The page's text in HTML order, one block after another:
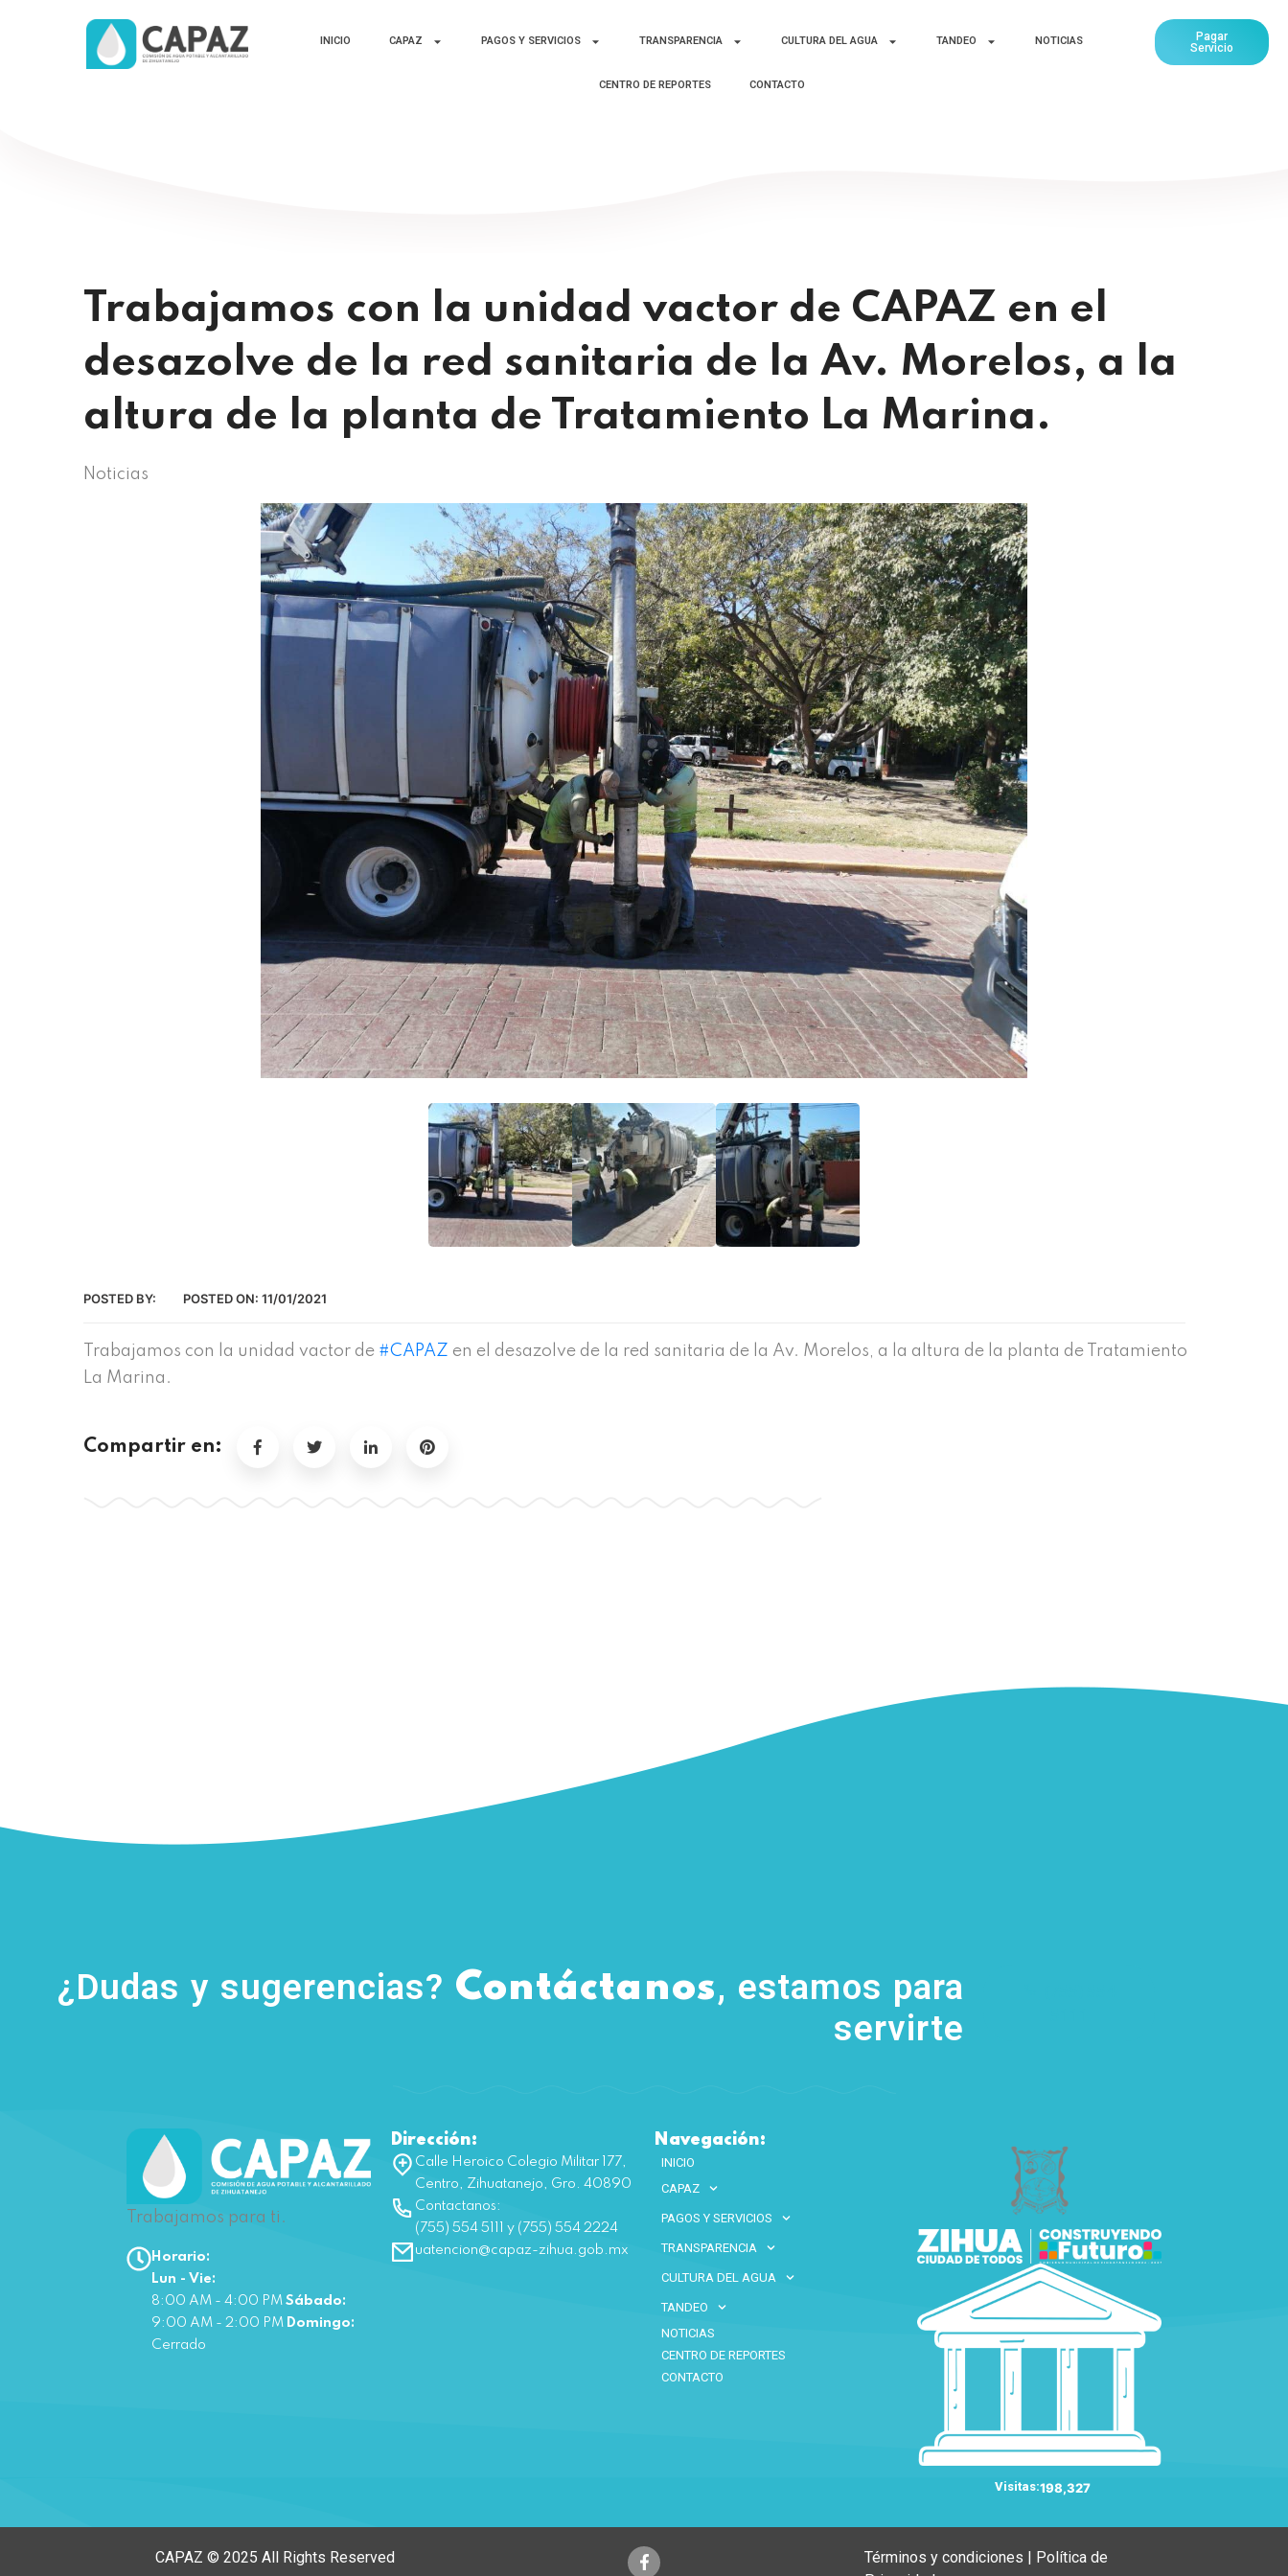
INICIO CAPAZ PAGOS Y SERVICIOS TRANSPARENCIA CULTURA DEL AGUA TANDEO NOTICIAS
CENTRO DE REPORTES CONTACTO
Pagar
Servicio
Trabajamos con la unidad vactor de CAPAZ en el
desazolve de la red sanitaria de la Av. Morelos, a la
altura de la planta de Tratamiento La Marina.
Noticias
POSTED BY: POSTED ON: 11/01/2021
Trabajamos con la unidad vactor de #CAPAZ en el desazolve de la red sanitaria de la Av. Morelos, a la altura de la planta de Tratamiento
La Marina.
Compartir en:
¿Dudas y sugerencias? Contáctanos, estamos para
servirte
Trabajamos para ti.
Horario:
Lun - Vie:
8:00 AM - 4:00 PM Sábado:
9:00 AM - 2:00 PM Domingo:
Cerrado
Dirección:
Calle Heroico Colegio Militar 177,
Centro, Zihuatanejo, Gro. 40890
Contactanos:
(755) 554 5111 y (755) 554 2224
uatencion@capaz-zihua.gob.mx
Navegación:
INICIO
CAPAZ
PAGOS Y SERVICIOS
TRANSPARENCIA
CULTURA DEL AGUA
TANDEO
NOTICIAS
CENTRO DE REPORTES
CONTACTO
Visitas:198,327
CAPAZ © 2025 All Rights Reserved
Términos y condiciones | Política de